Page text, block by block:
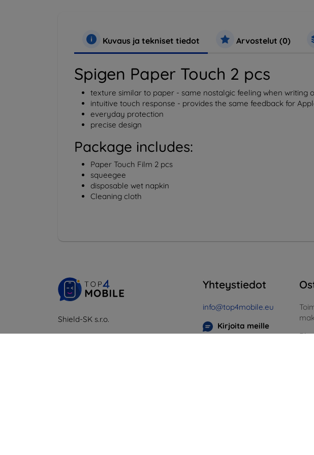
Kuvaus ja tekniset tiedot Arvostelut (0)
Spigen Paper Touch 2 pcs
texture similar to paper - same nostalgic feeling when writing
intuitive touch response - provides the same feedback for
everyday protection
precise design
Package includes:
Paper Touch Film 2 pcs
squeegee
disposable wet napkin
Cleaning cloth
Shield-SK s.r.o.
Yhteystiedot
info@top4mobile.eu
Kirjoita meille